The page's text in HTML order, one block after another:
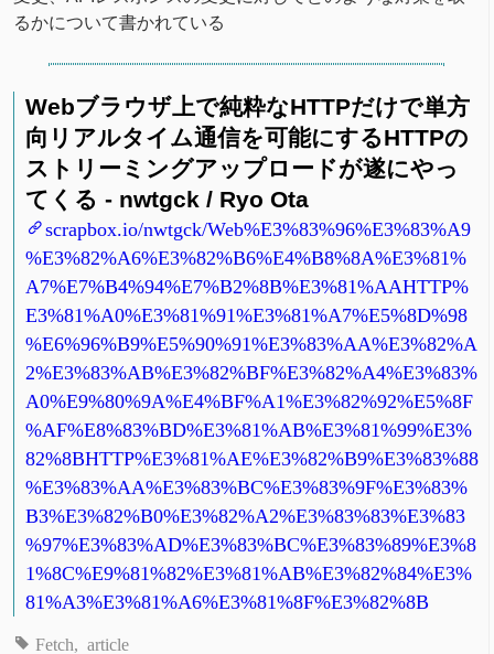
るかについて書かれている
Webブラウザ上で純粋なHTTPだけで単方
向リアルタイム通信を可能にするHTTPの
ストリーミングアップロードが遂にやっ
てくる - nwtgck / Ryo Ota
scrapbox.io/nwtgck/Web%E3%83%96%E3%83%A9
%E3%82%A6%E3%82%B6%E4%B8%8A%E3%81%
A7%E7%B4%94%E7%B2%8B%E3%81%AAHTTP%
E3%81%A0%E3%81%91%E3%81%A7%E5%8D%98
%E6%96%B9%E5%90%91%E3%83%AA%E3%82%A
2%E3%83%AB%E3%82%BF%E3%82%A4%E3%83%
A0%E9%80%9A%E4%BF%A1%E3%82%92%E5%8F
%AF%E8%83%BD%E3%81%AB%E3%81%99%E3%
82%8BHTTP%E3%81%AE%E3%82%B9%E3%83%88
%E3%83%AA%E3%83%BC%E3%83%9F%E3%83%
B3%E3%82%B0%E3%82%A2%E3%83%83%E3%83
%97%E3%83%AD%E3%83%BC%E3%83%89%E3%8
1%8C%E9%81%82%E3%81%AB%E3%82%84%E3%
81%A3%E3%81%A6%E3%81%8F%E3%82%8B
Fetch article